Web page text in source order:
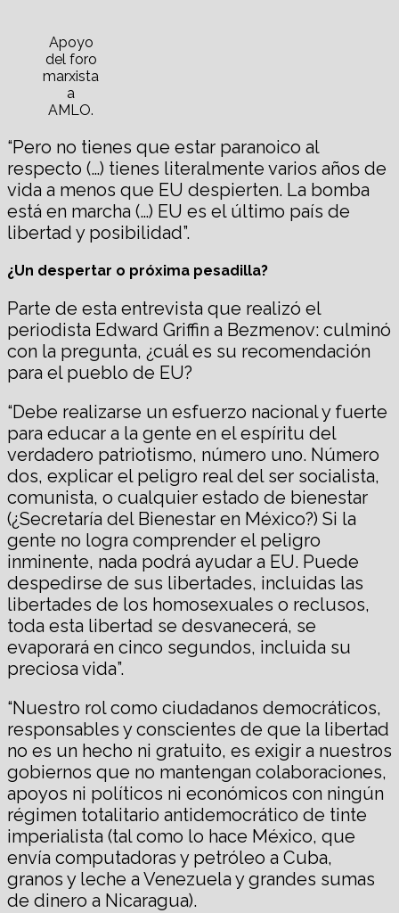
Apoyo
del foro
marxista
a
AMLO.
“Pero no tienes que estar paranoico al
respecto (…) tienes literalmente varios años de
vida a menos que EU despierten. La bomba
está en marcha (…) EU es el último país de
libertad y posibilidad”.
¿Un despertar o próxima pesadilla?
Parte de esta entrevista que realizó el
periodista Edward Griffin a Bezmenov: culminó
con la pregunta, ¿cuál es su recomendación
para el pueblo de EU?
“Debe realizarse un esfuerzo nacional y fuerte
para educar a la gente en el espíritu del
verdadero patriotismo, número uno. Número
dos, explicar el peligro real del ser socialista,
comunista, o cualquier estado de bienestar
(¿Secretaría del Bienestar en México?) Si la
gente no logra comprender el peligro
inminente, nada podrá ayudar a EU. Puede
despedirse de sus libertades, incluidas las
libertades de los homosexuales o reclusos,
toda esta libertad se desvanecerá, se
evaporará en cinco segundos, incluida su
preciosa vida”.
“Nuestro rol como ciudadanos democráticos,
responsables y conscientes de que la libertad
no es un hecho ni gratuito, es exigir a nuestros
gobiernos que no mantengan colaboraciones,
apoyos ni políticos ni económicos con ningún
régimen totalitario antidemocrático de tinte
imperialista (tal como lo hace México, que
envía computadoras y petróleo a Cuba,
granos y leche a Venezuela y grandes sumas
de dinero a Nicaragua).